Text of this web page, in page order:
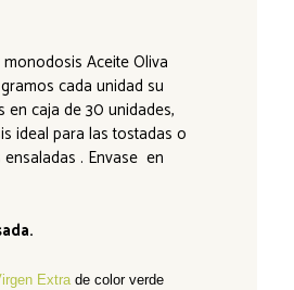
Aceite Oliva
cada unidad su
en caja de 30 unidades,
ideal para las tostadas o
. Envase en
Extrade color verde